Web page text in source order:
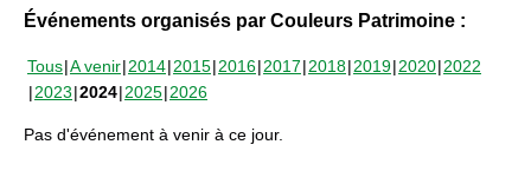
Événements organisés par Couleurs Patrimoine :
Tous A venir 2014 2015 2016 2017 2018 2019 2020 2022
2023 2024 2025 2026
Pas d'événement à venir à ce jour.